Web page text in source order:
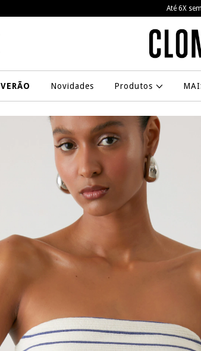
Frete grátis a
VERÃO Novidades Produtos